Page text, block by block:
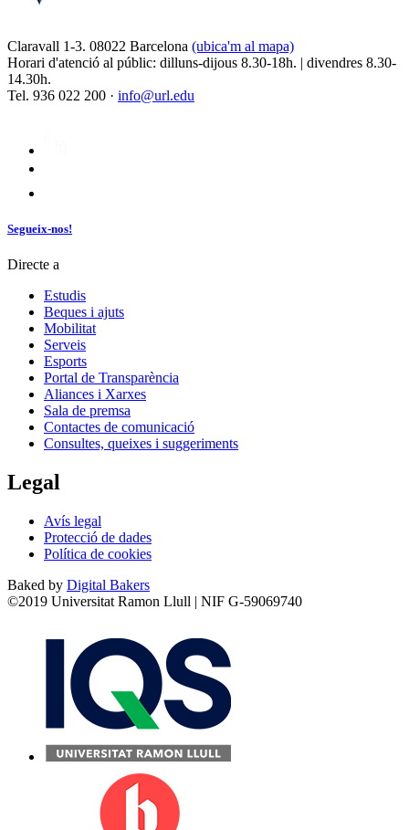
Claravall 1-3. 08022 Barcelona (ubica'm al mapa)
Horari d'atenció al públic: dilluns-dijous 8.30-18h. | divendres 8.30-
14.30h.
Tel. 936 022 200 · info@url.edu
Segueix-nos!
Directe a
Estudis
Beques i ajuts
Mobilitat
Serveis
Esports
Portal de Transparència
Aliances i Xarxes
Sala de premsa
Contactes de comunicació
Consultes, queixes i suggeriments
Legal
Avís legal
Protecció de dades
Política de cookies
Baked by Digital Bakers
©2019 Universitat Ramon Llull | NIF G-59069740